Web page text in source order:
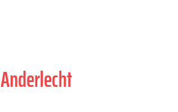
Anderlecht